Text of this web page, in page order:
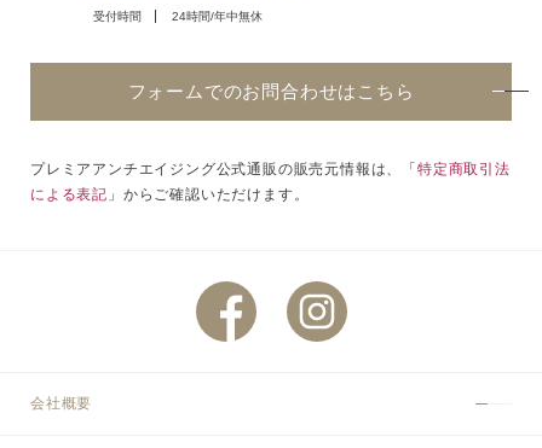
受付時間 24時間/年中無休
フォームでのお問合わせはこちら
プレミアアンチエイジング公式通販の販売元情報は、「特定商取引法
による表記 」からご確認いただけます。
会社概要